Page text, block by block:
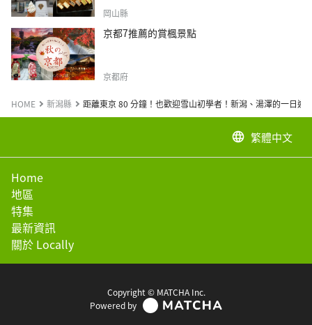
岡山縣
京都7推薦的賞楓景點
京都府
HOME 新潟縣 距離東京 80 分鐘！也歡迎雪山初學者！新潟、湯澤的一日遊
language 繁體中文
Home
地區
特集
最新資訊
關於 Locally
Copyright © MATCHA Inc.
Powered by